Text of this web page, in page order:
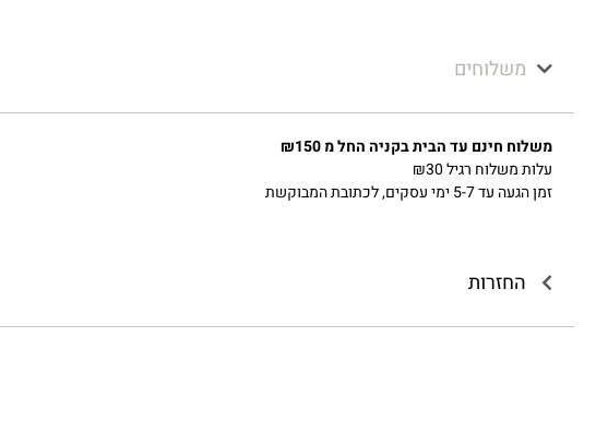
משלוחים
משלוח חינם עד הבית בקניה החל מ ₪150
עלות משלוח רגיל ₪30
זמן הגעה עד 5-7 ימי עסקים, לכתובת המבוקשת
החזרות